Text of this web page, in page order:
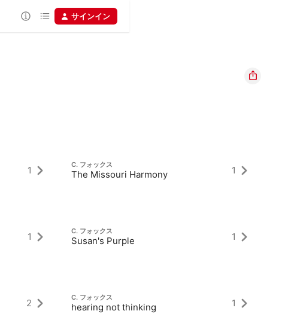
サインイン
1
1
2
C. フォックス
The Missouri Harmony 1
C. フォックス
Susan's Purple 1
C. フォックス
hearing not thinking 1